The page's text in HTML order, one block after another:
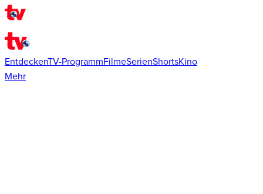
EntdeckenTV-ProgrammFilmeSerienShortsKino
Mehr